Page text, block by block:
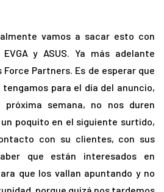
vamos a sacar esto con
y ASUS. Ya más adelante
Partners. Es de esperar que
para el día del anuncio,
próxima semana, no nos duren
poquito en el siguiente surtido,
con su clientes, con sus
que están interesados en
que los vallan apuntando y no